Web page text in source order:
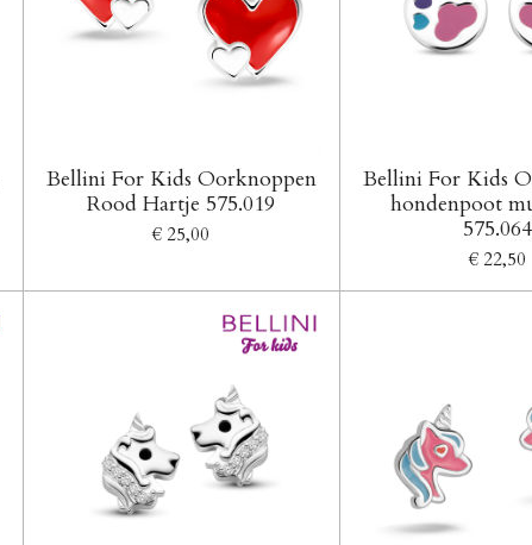
Bellini For Kids Oorknoppen
Rood Hartje 575.019
€ 25,00
Bellini For Kids
hondenpoot
575.064
€ 22,50